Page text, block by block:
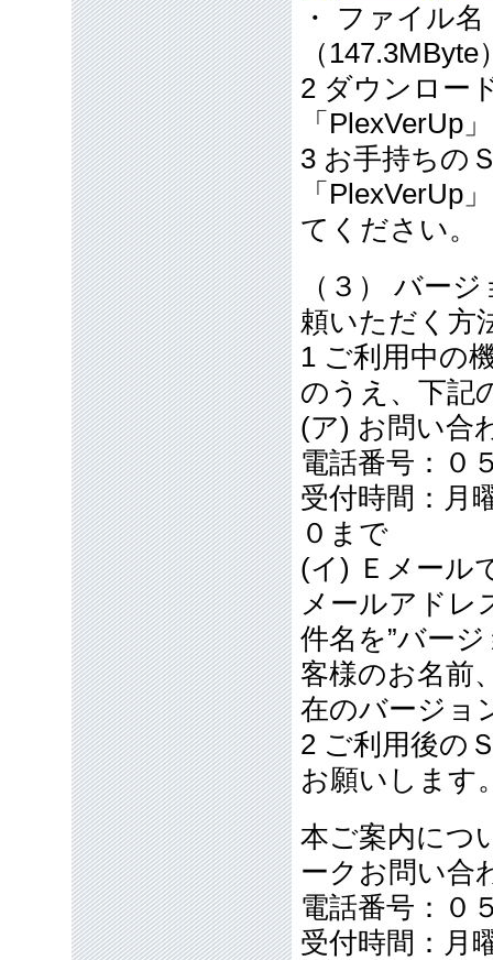
・ ファイル
（147.3MByte
2 ダウンロー
「PlexVerUp
3 お手持ちの
「PlexVerUp
てください。
（３） バー
頼いただく方
1 ご利用中の
のうえ、下記
(ア) お問い合
電話番号：０
受付時間：月
０まで
(イ) Ｅメール
メールアドレ
件名を”バー
客様のお名前
在のバージョ
2 ご利用後の
お願いします
本ご案内につ
ークお問い合
電話番号：０
受付時間：月